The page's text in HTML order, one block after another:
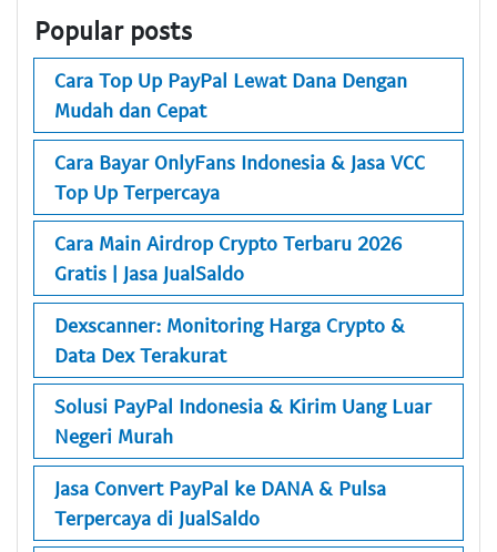
Popular posts
Cara Top Up PayPal Lewat Dana Dengan
Mudah dan Cepat
Cara Bayar OnlyFans Indonesia & Jasa VCC
Top Up Terpercaya
Cara Main Airdrop Crypto Terbaru 2026
Gratis | Jasa JualSaldo
Dexscanner: Monitoring Harga Crypto &
Data Dex Terakurat
Solusi PayPal Indonesia & Kirim Uang Luar
Negeri Murah
Jasa Convert PayPal ke DANA & Pulsa
Terpercaya di JualSaldo